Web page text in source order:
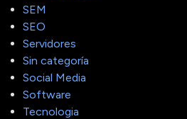
SEM
SEO
Servidores
Sin categoría
Social Media
Software
Tecnologia